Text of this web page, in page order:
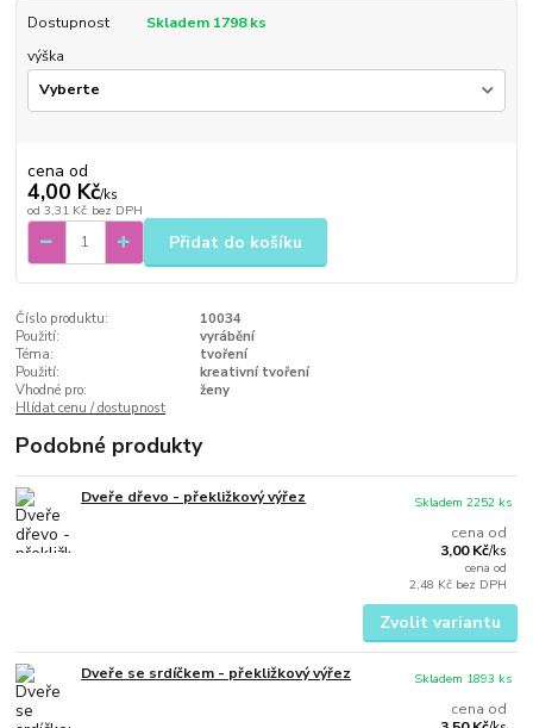
Dostupnost
Skladem 1798 ks
výška
cena od
4,00 Kč/ks
od 3,31 Kč bez DPH
Přidat do košíku
Číslo produktu:
10034
Použití:
vyrábění
Téma:
tvoření
Použití:
kreativní tvoření
Vhodné pro:
ženy
Hlídat cenu / dostupnost
Podobné produkty
Dveře dřevo - překližkový výřez
cena od
3,00 Kč/ks
cena od
2,48 Kč bez DPH
Skladem 2252 ks
Zvolit variantu
Dveře se srdíčkem - překližkový výřez
cena od
Skladem 1893 ks